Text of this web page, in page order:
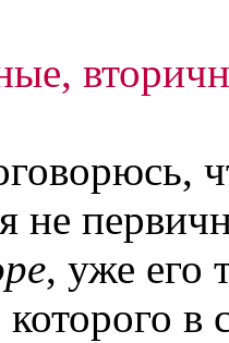
не
, уже его
которого